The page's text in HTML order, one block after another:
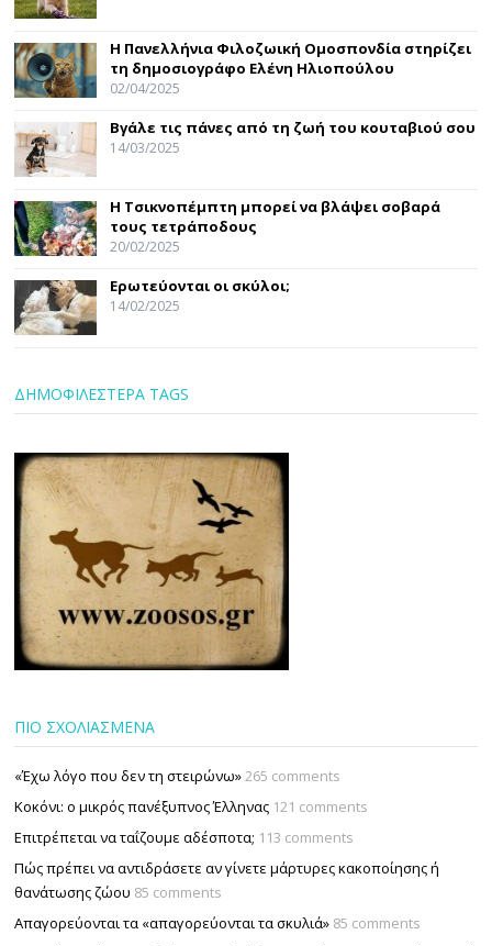
Η Πανελλήνια Φιλοζωική Ομοσπονδία στηρίζει
τη δημοσιογράφο Ελένη Ηλιοπούλου
02/04/2025
Βγάλε τις πάνες από τη ζωή του κουταβιού σου
14/03/2025
Η Τσικνοπέμπτη μπορεί να βλάψει σοβαρά
τους τετράποδους
20/02/2025
Ερωτεύονται οι σκύλοι;
14/02/2025
ΔΗΜΟΦΙΛΕΣΤΕΡΑ TAGS
ΠΙΟ ΣΧΟΛΙΑΣΜΕΝΑ
«Έχω λόγο που δεν τη στειρώνω»265 comments
Κοκόνι: ο μικρός πανέξυπνος Έλληνας 121 comments
Επιτρέπεται να ταΐζουµε αδέσποτα; 113 comments
Πώς πρέπει να αντιδράσετε αν γίνετε μάρτυρες κακοποίησης ή
θανάτωσης ζώου 85 comments
Απαγορεύονται τα «απαγορεύονται τα σκυλιά» 85 comments